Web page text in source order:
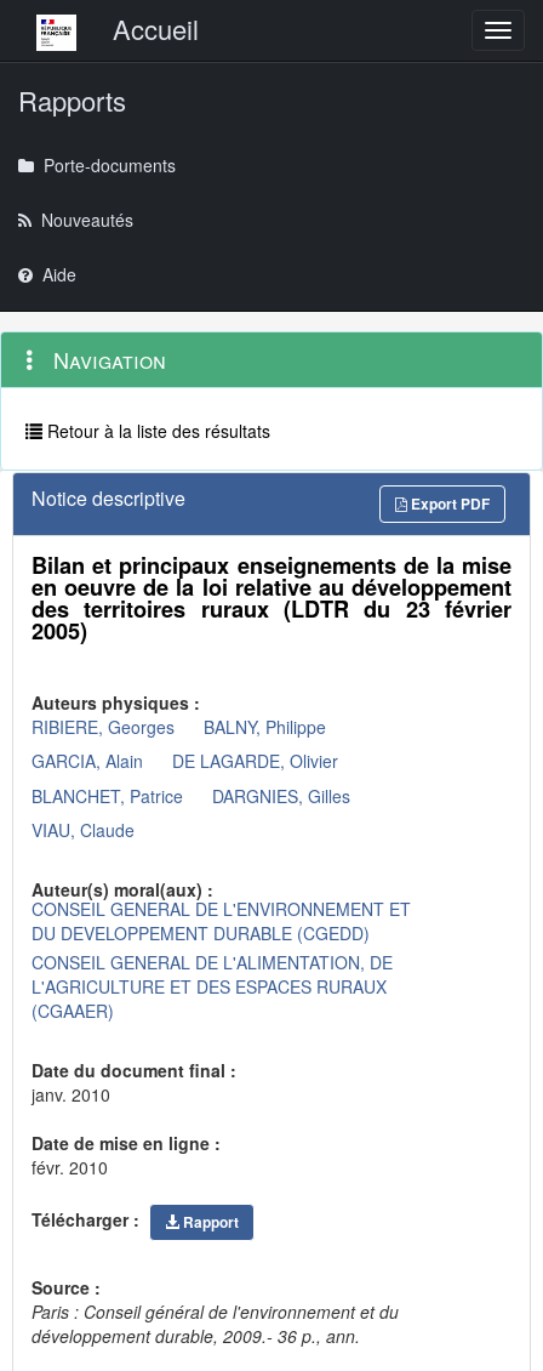
Menu principalAccueil
Rapports
Porte-documents
Nouveautés
Aide
Navigation
outils
Menu
contextuel
Navigation
Retour à la liste des résultats
Notice descriptive Export PDF
Bilan et principaux enseignements de la mise
en oeuvre de la loi relative au développement
des territoires ruraux (LDTR du 23 février
2005)
Auteurs physiques :
RIBIERE, Georges
BALNY, Philippe
GARCIA, Alain
DE LAGARDE, Olivier
BLANCHET, Patrice
DARGNIES, Gilles
VIAU, Claude
Auteur(s) moral(aux) :
CONSEIL GENERAL DE L'ENVIRONNEMENT ET
DU DEVELOPPEMENT DURABLE (CGEDD)
CONSEIL GENERAL DE L'ALIMENTATION, DE
L'AGRICULTURE ET DES ESPACES RURAUX
(CGAAER)
Date du document final :
janv. 2010
Date de mise en ligne :
févr. 2010
Télécharger : Rapport
Source :
Paris : Conseil général de l'environnement et du
développement durable, 2009.- 36 p., ann.